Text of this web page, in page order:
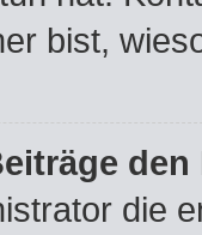
bist,
die